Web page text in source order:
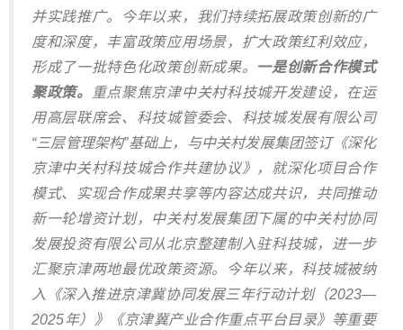
并实践推广。今年以来，我们持续拓展政策创新的广
度和深度，丰富政策应用场景，扩大政策红利效应，
形成了一批特色化政策创新成果。
一是创新合作模式
聚政策。
重点聚焦京津中关村科技城开发建设，在运
用高层联席会、科技城管委会、科技城发展有限公司
“三层管理架构”基础上，与中关村发展集团签订《深化
京津中关村科技城合作共建协议》，就深化项目合作
模式、实现合作成果共享等内容达成共识，共同推动
新一轮增资计划，中关村发展集团下属的中关村协同
发展投资有限公司从北京整建制入驻科技城，进一步
汇聚京津两地最优政策资源。今年以来，科技城被纳
入《深入推进京津冀协同发展三年行动计划（2023—
2025年）》《京津冀产业合作重点平台目录》等重要